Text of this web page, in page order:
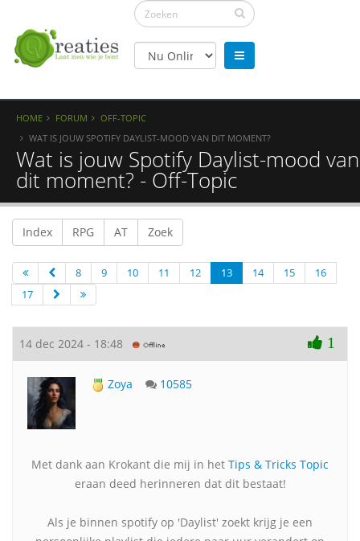
HOME FORUM
OFF-TOPIC
WAT IS JOUW SPOTIFY DAYLIST-MOOD VAN DIT MOMENT?
Wat is jouw Spotify Daylist-mood van
dit moment? - Off-Topic
Index RPG AT Zoek
8 9 10 11 12 13 14 15
16
17
14 dec 2024 - 18:48 1
Zoya 10585
Met dank aan Krokant die mij in het Tips & Tricks Topic
eraan deed herinneren dat dit bestaat!
Als je binnen spotify op 'Daylist' zoekt krijg je een